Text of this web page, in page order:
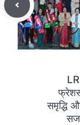
समृद्धि